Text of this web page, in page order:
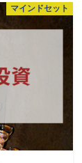
マインドセット